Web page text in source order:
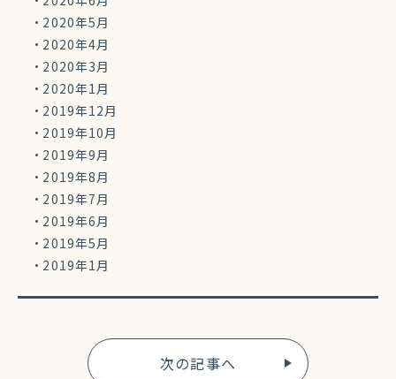
2020年5月
2020年4月
2020年3月
2020年1月
2019年12月
2019年10月
2019年9月
2019年8月
2019年7月
2019年6月
2019年5月
2019年1月
次の記事へ